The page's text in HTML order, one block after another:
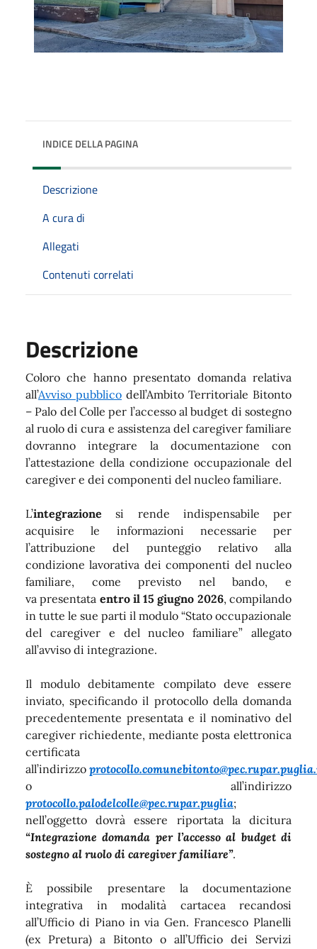
INDICE DELLA PAGINA
Descrizione
A cura di
Allegati
Contenuti correlati
Descrizione
Coloro che hanno presentato domanda relativa
all’Avviso pubblico dell’Ambito Territoriale Bitonto
– Palo del Colle per l’accesso al budget di sostegno
al ruolo di cura e assistenza del caregiver familiare
dovranno integrare la documentazione con
l’attestazione della condizione occupazionale del
caregiver e dei componenti del nucleo familiare.
L’integrazione si rende indispensabile per
acquisire le informazioni necessarie per
l’attribuzione del punteggio relativo alla
condizione lavorativa dei componenti del nucleo
familiare, come previsto nel bando, e
va presentata entro il 15 giugno 2026, compilando
in tutte le sue parti il modulo “Stato occupazionale
del caregiver e del nucleo familiare” allegato
all’avviso di integrazione.
Il modulo debitamente compilato deve essere
inviato, specificando il protocollo della domanda
precedentemente presentata e il nominativo del
caregiver richiedente, mediante posta elettronica
certificata
all’indirizzo
o all’indirizzo
protocollo.palodelcolle@pec.rupar.puglia;
nell’oggetto dovrà essere riportata la dicitura
“Integrazione domanda per l’accesso al budget di
sostegno al ruolo di caregiver familiare”.
È possibile presentare la documentazione
integrativa in modalità cartacea recandosi
all’Ufficio di Piano in via Gen. Francesco Planelli
(ex Pretura) a Bitonto o all’Ufficio dei Servizi